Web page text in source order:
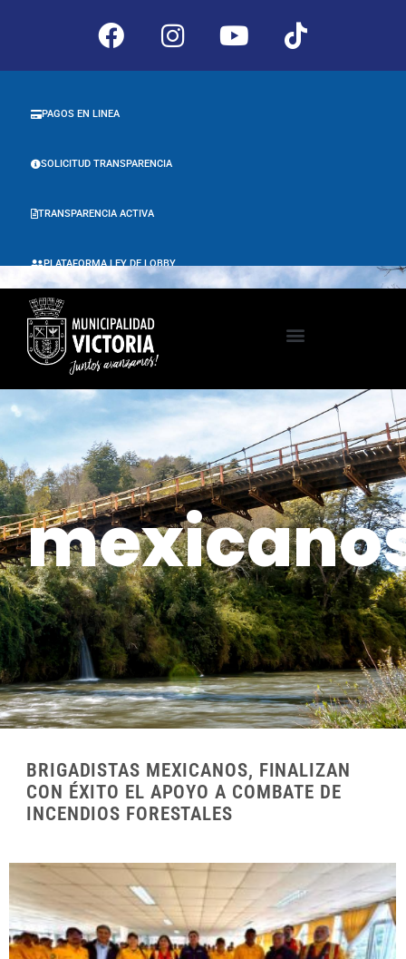
PLATAFORMA LEY DE LOBBY
TRANSPARENCIA ACTIVA
SOLICITUD TRANSPARENCIA
PAGOS EN LINEA
BRIGADISTAS MEXICANOS, FINALIZAN
CON ÉXITO EL APOYO A COMBATE DE
INCENDIOS FORESTALES